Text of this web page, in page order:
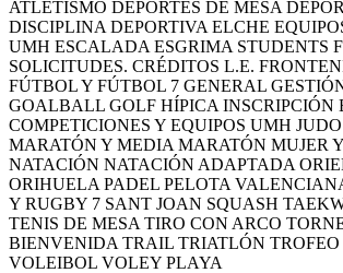
ATLETISMO DEPORTES DE MESA
DISCIPLINA DEPORTIVA ELCHE
UMH ESCALADA ESGRIMA STUDENTS
SOLICITUDES. CRÉDITOS L.E.
FÚTBOL Y FÚTBOL 7 GENERAL
GOALBALL GOLF HÍPICA INSCRIPCIÓN
COMPETICIONES Y EQUIPOS UMH
MARATÓN Y MEDIA MARATÓN MUJER
NATACIÓN NATACIÓN ADAPTADA
ORIHUELA PADEL PELOTA
Y RUGBY 7 SANT JOAN SQUASH
TENIS DE MESA TIRO CON ARCO
BIENVENIDA TRAIL TRIATLÓN
VOLEIBOL VOLEY PLAYA